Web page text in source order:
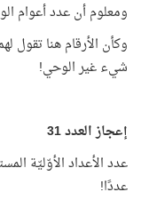
ومعلوم أن عدد أعوام الوحي 23
وكأن الأرقام هنا تقول
شيء غير الوحي!
إعجاز العدد 31
عددًا!